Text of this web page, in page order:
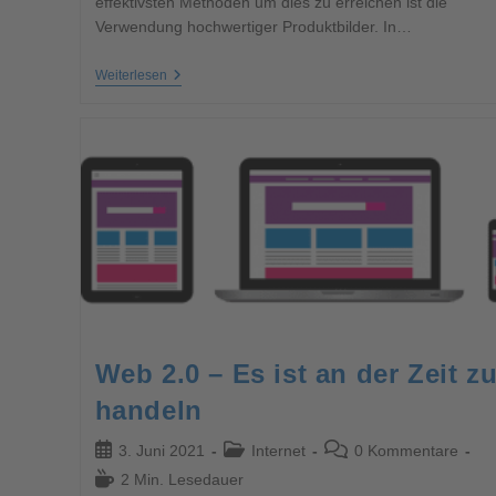
Verwendung hochwertiger Produktbilder. In…
Weiterlesen
Web 2.0 – Es ist an der Zeit
handeln
3. Juni 2021 Internet
0 Kommentare
2 Min. Lesedauer